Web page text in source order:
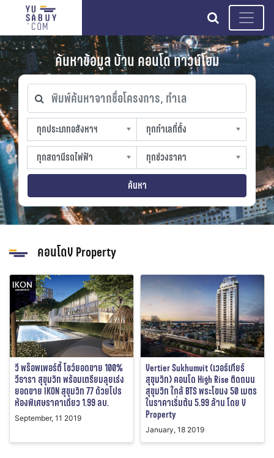
search
ค้นหาข้อมูล บ้าน คอนโด ทาวน์โฮม
พิมพ์ค้นหาจากชื่อโครงการ, ทำเล
ทุกประเภทอสังหาฯ
ทุกประเภทอสังหาฯ
sproperty
ทุกทำเลที่ตั้ง
ทุกทำเลที่ตั้ง
slocation
ทุกสถานีรถไฟฟ้า
ทุกสถานีรถไฟฟ้า
strain-station
ทุกช่วงราคา
ทุกช่วงราคา
sprice
ค้นหา
คอนโดV Property
วี พร็อพเพอร์ตี้ โชว์ยอดขาย 100%
วีธารา สุขุมวิท พร้อมเตรียมลุยเร่ง
ยอดขาย IKON สุขุมวิท 77 ด้วยโปร
ห้องพิเศษราคาเดียว 1.99 ลบ.
September, 11 2019
Vertier Sukhumvit (เวอร์เทียร์
สุขุมวิท) คอนโด High Rise ติดถนน
สุขุมวิท ใกล้ BTS พระโขนง 50 เมตร
ในราคาเริ่มต้น 5.99 ล้าน โดย V
Property
January, 18 2019